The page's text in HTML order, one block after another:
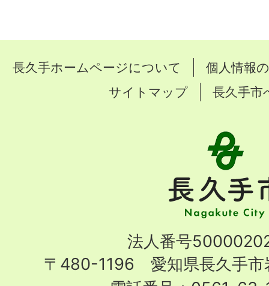
長久手ホームページについて
個人情報
サイトマップ
長久手市
手
市
City
法人番号
〒480-1196 愛知県長久手市